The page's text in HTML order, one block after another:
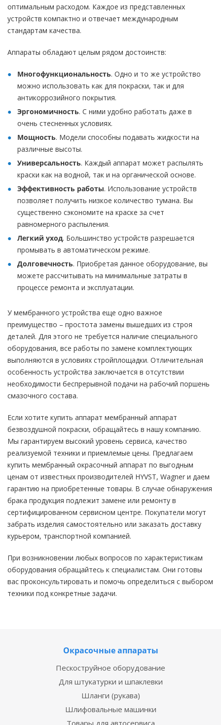
оптимальным расходом. Каждое из представленных
устройств компактно и отвечает международным
стандартам качества.
Аппараты обладают целым рядом достоинств:
Многофункциональность. Одно и то же устройство
можно использовать как для покраски, так и для
антикоррозийного покрытия.
Эргономичность. С ними удобно работать даже в
очень стесненных условиях.
Мощность. Модели способны подавать жидкости на
различные высоты.
Универсальность. Каждый аппарат может распылять
краски как на водной, так и на органической основе.
Эффективность работы. Использование устройств
позволяет получить низкое количество тумана. Вы
существенно сэкономите на краске за счет
равномерного распыления.
Легкий уход. Большинство устройств разрешается
промывать в автоматическом режиме.
Долговечность. Приобретая данное оборудование, вы
можете рассчитывать на минимальные затраты в
процессе ремонта и эксплуатации.
У мембранного устройства еще одно важное
преимущество – простота замены вышедших из строя
деталей. Для этого не требуется наличие специального
оборудования, все работы по замене комплектующих
выполняются в условиях стройплощадки. Отличительная
особенность устройства заключается в отсутствии
необходимости беспрерывной подачи на рабочий поршень
смазочного состава.
Если хотите купить аппарат мембранный аппарат
безвоздушной покраски, обращайтесь в нашу компанию.
Мы гарантируем высокий уровень сервиса, качество
реализуемой техники и приемлемые цены. Предлагаем
купить мембранный окрасочный аппарат по выгодным
ценам от известных производителей HYVST, Wagner и даем
гарантию на приобретенные товары. В случае обнаружения
брака продукция подлежит замене или ремонту в
сертифицированном сервисном центре. Покупатели могут
забрать изделия самостоятельно или заказать доставку
курьером, транспортной компанией.
При возникновении любых вопросов по характеристикам
оборудования обращайтесь к специалистам. Они готовы
вас проконсультировать и помочь определиться с выбором
техники под конкретные задачи.
Окрасочные аппараты
Пескоструйное оборудование
Для штукатурки и шпаклевки
Шланги (рукава)
Шлифовальные машинки
Товары для автосервиса